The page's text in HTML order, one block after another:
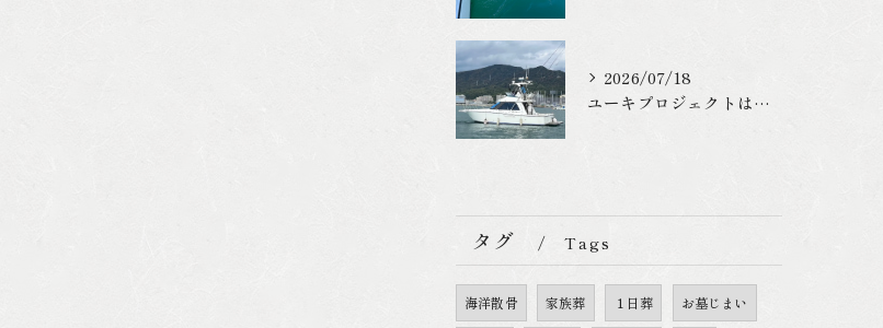
2026/07/18
ユーキプロジェクトは適法に海洋散骨を行っています
タグ Tags
海洋散骨 家族葬 １日葬 お墓じまい